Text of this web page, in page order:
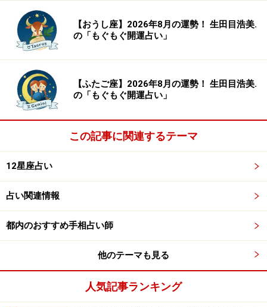
【おうし座】2026年8月の運勢！ 生田目浩美.
の「もぐもぐ開運占い」
【ふたご座】2026年8月の運勢！ 生田目浩美.
の「もぐもぐ開運占い」
この記事に関連するテーマ
12星座占い
占い関連情報
都内のおすすめ手相占い師
他のテーマも見る
人気記事ランキング